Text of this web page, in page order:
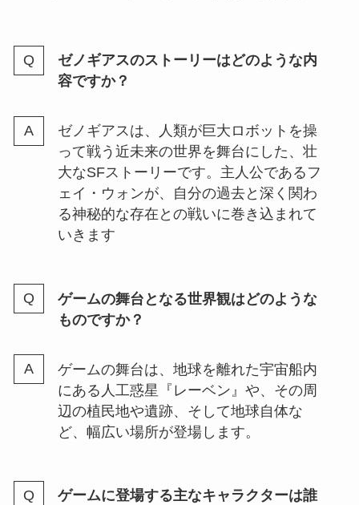
ゼノギアスのストーリーはどのような内
容ですか？
ゼノギアスは、人類が巨大ロボットを操
って戦う近未来の世界を舞台にした、壮
大なSFストーリーです。主人公であるフ
ェイ・ウォンが、自分の過去と深く関わ
る神秘的な存在との戦いに巻き込まれて
いきます
ゲームの舞台となる世界観はどのような
ものですか？
ゲームの舞台は、地球を離れた宇宙船内
にある人工惑星『レーベン』や、その周
辺の植民地や遺跡、そして地球自体な
ど、幅広い場所が登場します。
ゲームに登場する主なキャラクターは誰